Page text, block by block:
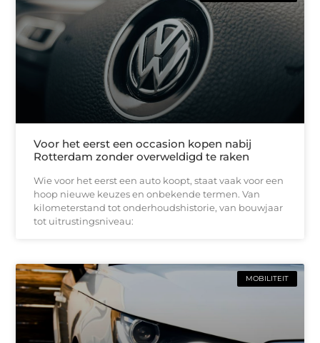
Voor het eerst een occasion kopen nabij
Rotterdam zonder overweldigd te raken
Wie voor het eerst een auto koopt, staat vaak voor een
hoop nieuwe keuzes en onbekende termen. Van
kilometerstand tot onderhoudshistorie, van bouwjaar
tot uitrustingsniveau:
MOBILITEIT